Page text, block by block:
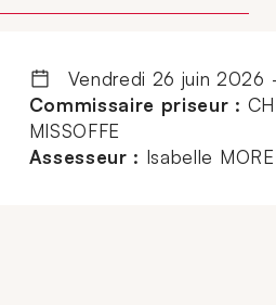
vendredi 26 juin 2026
Commissaire priseur :
MISSOFFE
Assesseur : Isabelle